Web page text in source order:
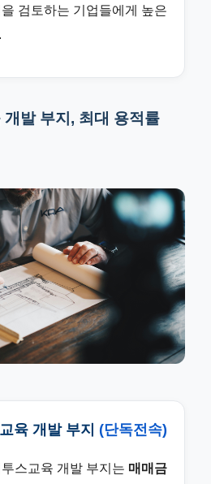
검토하는 기업들에게 높은
발 부지, 최대 용적률
육 개발 부지 (단독전속)
스교육 개발 부지는 매매금